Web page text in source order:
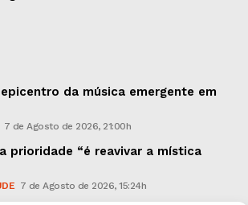
da música emergente em
7 de Agosto de 2026, 21:00h
prioridade “é reavivar a mística
7 de Agosto de 2026, 15:24h